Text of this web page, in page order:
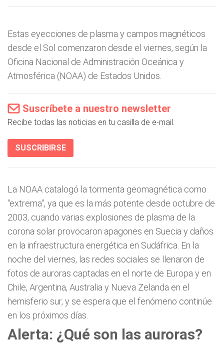
Estas eyecciones de plasma y campos magnéticos
desde el Sol comenzaron desde el viernes, según la
Oficina Nacional de Administración Oceánica y
Atmosférica (NOAA) de Estados Unidos.
Suscríbete a nuestro newsletter
Recibe todas las noticias en tu casilla de e-mail.
SUSCRIBIRSE
La NOAA catalogó la tormenta geomagnética como
"extrema", ya que es la más potente desde octubre de
2003, cuando varias explosiones de plasma de la
corona solar provocaron apagones en Suecia y daños
en la infraestructura energética en Sudáfrica. En la
noche del viernes, las redes sociales se llenaron de
fotos de auroras captadas en el norte de Europa y en
Chile, Argentina, Australia y Nueva Zelanda en el
hemisferio sur, y se espera que el fenómeno continúe
en los próximos días.
Alerta: ¿Qué son las auroras?